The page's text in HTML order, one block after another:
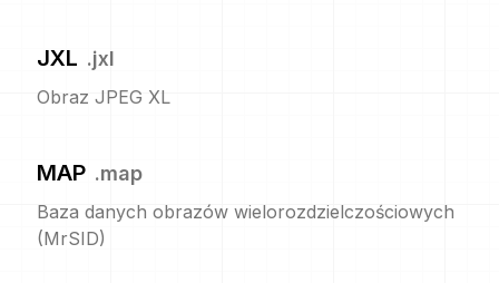
JXL .jxl
Obraz JPEG XL
MAP .map
Baza danych obrazów wielorozdzielczościowych
(MrSID)